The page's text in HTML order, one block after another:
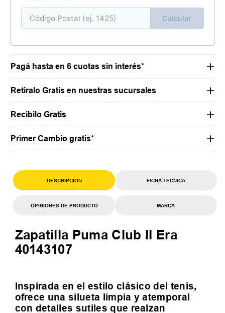
Calcular
Pagá hasta en 6 cuotas sin interés*
Retiralo Gratis en nuestras sucursales
Recibilo Gratis
Primer Cambio gratis*
DESCRIPCION FICHA TECNICA
OPINIONES DE PRODUCTO MARCA
Zapatilla Puma Club II Era
40143107
Inspirada en el estilo clásico del tenis,
ofrece una silueta limpia y atemporal
con detalles sutiles que realzan